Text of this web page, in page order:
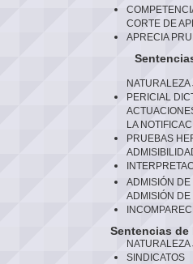
CORTE DE
APRECIA
PERICIAL
LA
PRUEBAS
ADMISIÓN
ADMISIÓN
Sentencias de
SINDICATOS